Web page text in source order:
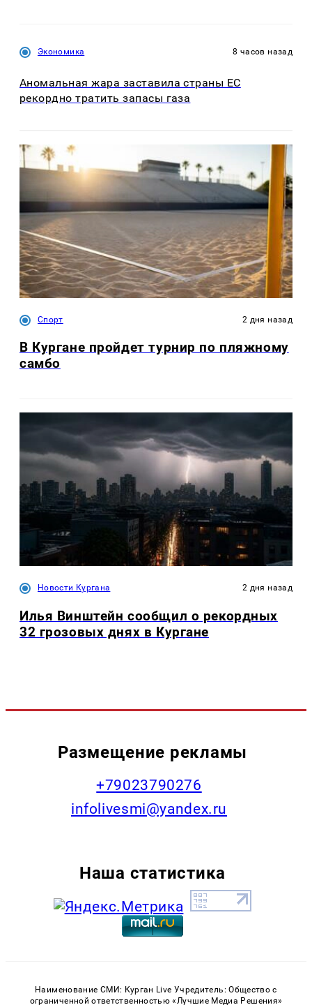
Экономика 8 часов назад
Аномальная жара заставила страны ЕС
рекордно тратить запасы газа
Спорт 2 дня назад
В Кургане пройдет турнир по пляжному
самбо
Новости Кургана 2 дня назад
Илья Винштейн сообщил о рекордных
32 грозовых днях в Кургане
Размещение рекламы
+79023790276
infolivesmi@yandex.ru
Наша статистика
Наименование СМИ: Курган Live Учредитель: Общество с
ограниченной ответственностью «Лучшие Медиа Решения»